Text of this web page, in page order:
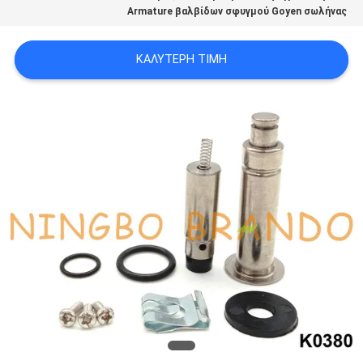
SITEMAP
Armature βαλβίδων σφυγμού Goyen σωλήνας
ΚΑΛΎΤΕΡΗ ΤΙΜΉ